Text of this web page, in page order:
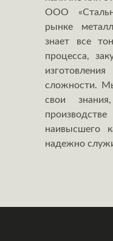
ООО
рынке
знает все
процесса,
сложности.
свои
наивысшего
надежно